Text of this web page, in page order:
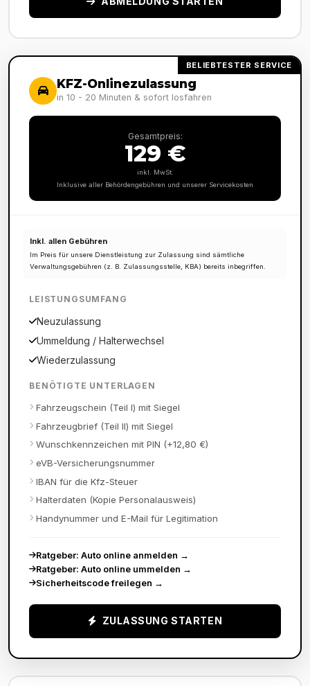
BELIEBTESTER SERVICE
KFZ-Onlinezulassung
in 10 - 20 Minuten & sofort losfahren
Gesamtpreis:
129 €
inkl. MwSt.
Inklusive aller Behördengebühren und unserer Servicekosten
Inkl. allen Gebühren
Im Preis für unsere Dienstleistung zur Zulassung sind sämtliche
Verwaltungsgebühren (z. B. Zulassungsstelle, KBA) bereits inbegriffen.
LEISTUNGSUMFANG
Neuzulassung
Ummeldung / Halterwechsel
Wiederzulassung
BENÖTIGTE UNTERLAGEN
Fahrzeugschein (Teil I) mit Siegel
Fahrzeugbrief (Teil II) mit Siegel
Wunschkennzeichen mit PIN (+12,80 €)
eVB-Versicherungsnummer
IBAN für die Kfz-Steuer
Halterdaten (Kopie Personalausweis)
Handynummer und E-Mail für Legitimation
Ratgeber: Auto online anmelden →
Ratgeber: Auto online ummelden →
Sicherheitscode freilegen →
ZULASSUNG STARTEN